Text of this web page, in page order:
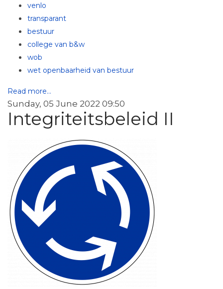
venlo
transparant
bestuur
college van b&w
wob
wet openbaarheid van bestuur
Read more...
Sunday, 05 June 2022 09:50
Integriteitsbeleid II